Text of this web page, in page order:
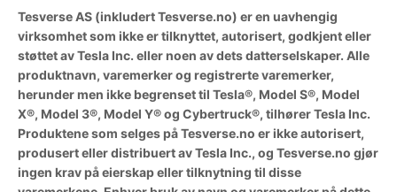
Tesverse AS (inkludert Tesverse.no) er en uavhengig
virksomhet som ikke er tilknyttet, autorisert, godkjent eller
støttet av Tesla Inc. eller noen av dets datterselskaper. Alle
produktnavn, varemerker og registrerte varemerker,
herunder men ikke begrenset til Tesla®, Model S®, Model
X®, Model 3®, Model Y® og Cybertruck®, tilhører Tesla Inc.
Produktene som selges på Tesverse.no er ikke autorisert,
produsert eller distribuert av Tesla Inc., og Tesverse.no gjør
ingen krav på eierskap eller tilknytning til disse